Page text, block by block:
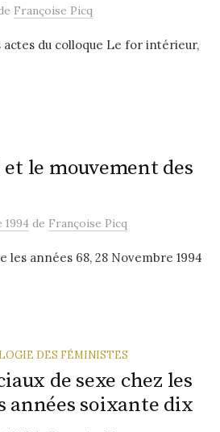
Françoise Picq
actes du colloque Le for intérieur,
et le mouvement des
1994 de Françoise Picq
années 68, 28 Novembre 1994
DES FÉMINISTES
de sexe chez les
années soixante dix